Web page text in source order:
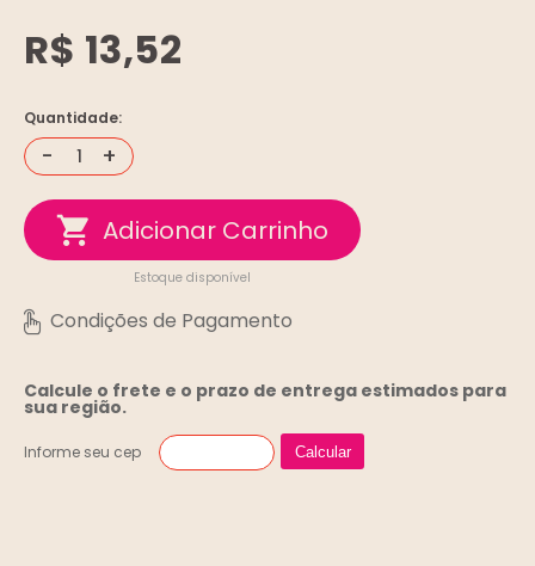
R$ 13,52
Quantidade:
- +
Estoque disponível
Calcule o frete e o prazo de entrega estimados para
sua região.
Informe seu cep Calcular